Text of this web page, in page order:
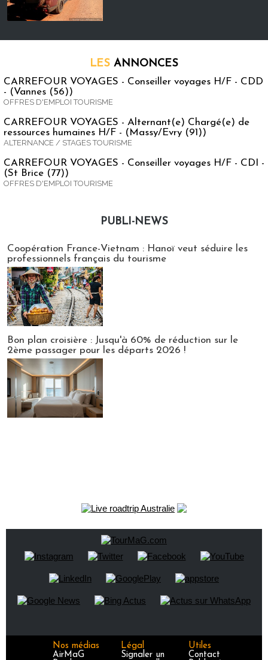
LES ANNONCES
CARREFOUR VOYAGES - Conseiller voyages H/F - CDD
- (Vannes (56))
OFFRES D'EMPLOI TOURISME
CARREFOUR VOYAGES - Alternant(e) Chargé(e) de
ressources humaines H/F - (Massy/Evry (91))
ALTERNANCE / STAGES TOURISME
CARREFOUR VOYAGES - Conseiller voyages H/F - CDI -
(St Brice (77))
OFFRES D'EMPLOI TOURISME
PUBLI-NEWS
Coopération France-Vietnam : Hanoï veut séduire les
professionnels français du tourisme
Bon plan croisière : Jusqu'à 60% de réduction sur le
2ème passager pour les départs 2026 !
Nos médias
AirMaG
Légal
Signaler un
Utiles
Contact